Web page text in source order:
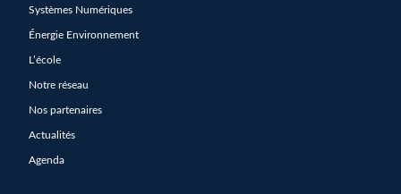
Systèmes Numériques
Énergie Environnement
L’école
Notre réseau
Nos partenaires
Actualités
Agenda